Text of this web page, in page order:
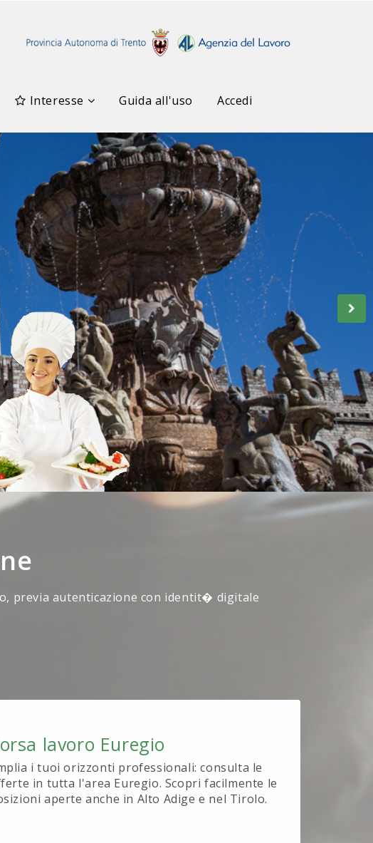
Interesse Guida all'uso Accedi
previa autenticazione con identit� digitale
lavoro Euregio
i tuoi orizzonti professionali: consulta le
in tutta l'area Euregio. Scopri facilmente le
aperte anche in Alto Adige e nel Tirolo.